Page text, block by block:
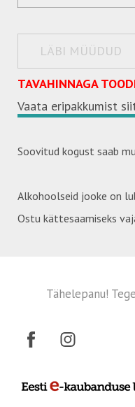
LÄBI MÜÜDUD
TAVAHINNAGA
Vaata eripakkumist
Soovitud kogust saab
Alkohoolseid jooke on
Ostu kättesaamiseks
Tähelepanu!